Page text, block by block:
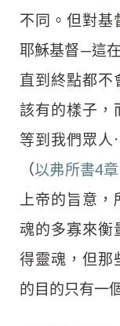
不同。但對基
耶穌基督—這
直到終點都不
該有的樣子，
等到我們眾
（以弗所書4
上帝的旨意
魂的多寡來衡
得靈魂，但那
的目的只有一